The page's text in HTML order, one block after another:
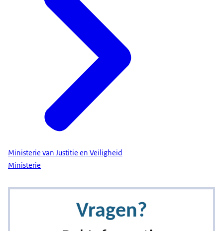
Ministerie van Justitie en Veiligheid
Ministerie